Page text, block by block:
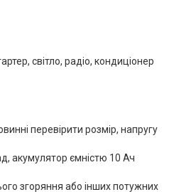
світло, радіо, кондиціонер
перевірити розмір, напругу
акумулятор ємністю 10 Ач
згоряння або інших потужних